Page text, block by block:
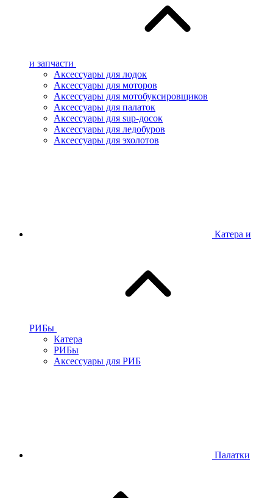
и запчасти
Аксессуары для лодок
Аксессуары для моторов
Аксессуары для мотобуксировщиков
Аксессуары для палаток
Аксессуары для sup-досок
Аксессуары для ледобуров
Аксессуары для эхолотов
Катера и
РИБы
Катера
РИБы
Аксессуары для РИБ
Палатки